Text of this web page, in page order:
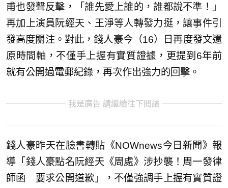
甫也發聲反擊，「誰先愛上誰的，誰都說不準！」
再加上演員阮經天、王淨等人轉發力挺，讓事件引
發高度關注。對此，錢人豪今（16）日再度發文還
原時間軸，不僅手上握有實質證據，更提到6年前
就有公開過電郵紀錄，再次作出強力的回擊。
我是廣告 請繼續往下閱讀
錢人豪昨天在臉書轉貼《NOWnews今日新聞》報
導「錢人豪點名阮經天《周處》涉抄襲！周一發律
師函 要求公開道歉」，不僅強調手上握有實質證